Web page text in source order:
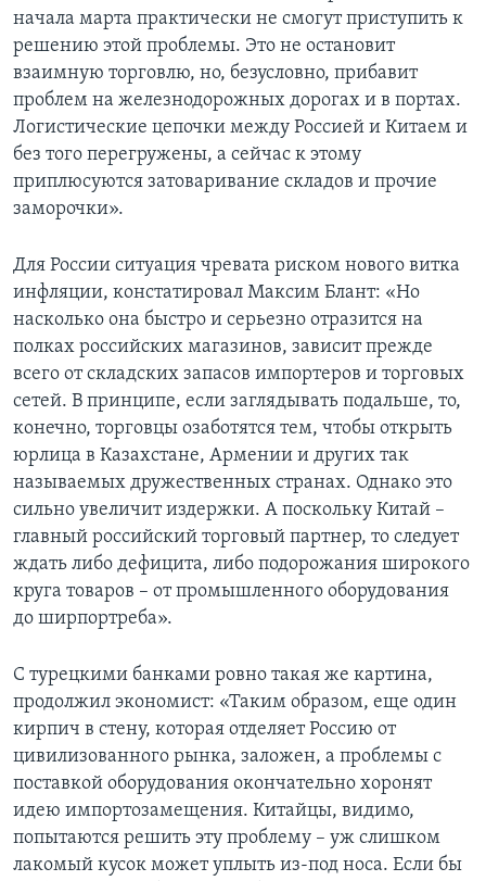
начала марта практически не смогут приступить к
решению этой проблемы. Это не остановит
взаимную торговлю, но, безусловно, прибавит
проблем на железнодорожных дорогах и в портах.
Логистические цепочки между Россией и Китаем и
без того перегружены, а сейчас к этому
приплюсуются затоваривание складов и прочие
заморочки».
Для России ситуация чревата риском нового витка
инфляции, констатировал Максим Блант: «Но
насколько она быстро и серьезно отразится на
полках российских магазинов, зависит прежде
всего от складских запасов импортеров и торговых
сетей. В принципе, если заглядывать подальше, то,
конечно, торговцы озаботятся тем, чтобы открыть
юрлица в Казахстане, Армении и других так
называемых дружественных странах. Однако это
сильно увеличит издержки. А поскольку Китай –
главный российский торговый партнер, то следует
ждать либо дефицита, либо подорожания широкого
круга товаров – от промышленного оборудования
до ширпортреба».
С турецкими банками ровно такая же картина,
продолжил экономист: «Таким образом, еще один
кирпич в стену, которая отделяет Россию от
цивилизованного рынка, заложен, а проблемы с
поставкой оборудования окончательно хоронят
идею импортозамещения. Китайцы, видимо,
попытаются решить эту проблему – уж слишком
лакомый кусок может уплыть из-под носа. Если бы